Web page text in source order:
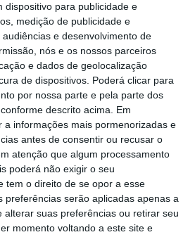
dispositivo para publicidade e
medição de publicidade e
e desenvolvimento de
nós e os nossos parceiros
e dados de geolocalização
de dispositivos. Poderá clicar para
por nossa parte e pela parte dos
descrito acima. Em
a informações mais pormenorizadas e
antes de consentir ou recusar o
atenção que algum processamento
poderá não exigir o seu
tem o direito de se opor a esse
preferências serão aplicadas apenas a
alterar suas preferências ou retirar seu
momento voltando a este site e
não vai ter urgência
até quarta feira,
a informação
do SNS.
locais de saúde do